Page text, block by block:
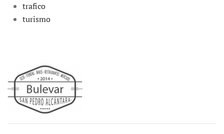
trafico
turismo